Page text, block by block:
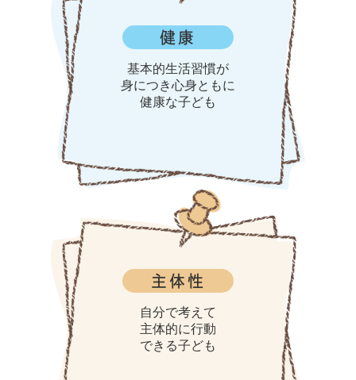
健康
基本的生活習慣が
身につき心身ともに
健康な子ども
主体性
自分で考えて
主体的に行動
できる子ども